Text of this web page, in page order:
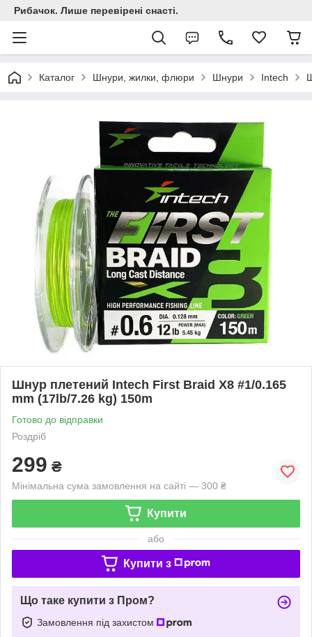
Рибачок. Лише перевірені снасті.
Каталог Шнури, жилки, флюри Шнури Intech
Шнур плетений Intech First Braid X8 #1/0.165
mm (17lb/7.26 kg) 150m
Готово до відправки
Роздріб
299 ₴
Мінімальна сума замовлення на сайті — 300 ₴
Купити
або
Купити з
Що таке купити з Пром?
Замовлення під захистом